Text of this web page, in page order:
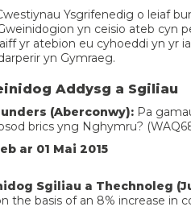
Ysgrifenedig o leiaf
yn ceisio ateb cyn
yr atebion eu cyhoeddi yn yr
yn Gymraeg.
Addysg a Sgiliau
(Aberconwy): Pa
brics yng Nghymru?
ar 01 Mai 2015
Sgiliau a Thechnoleg
the basis of an 8% increase in